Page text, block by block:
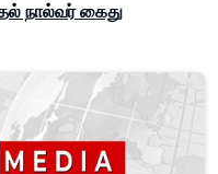
நால்வர் கைது